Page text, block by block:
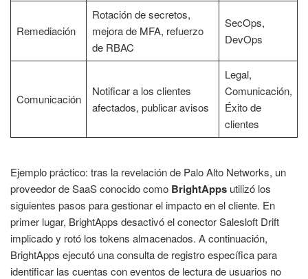
Remediación
Rotación de secretos,
mejora de MFA, refuerzo
de RBAC
SecOps,
DevOps
Comunicación
Notificar a los clientes
afectados, publicar avisos
Legal,
Comunicación,
Éxito de
clientes
Ejemplo práctico: tras la revelación de Palo Alto Networks, un
proveedor de SaaS conocido como BrightApps utilizó los
siguientes pasos para gestionar el impacto en el cliente. En
primer lugar, BrightApps desactivó el conector Salesloft Drift
implicado y rotó los tokens almacenados. A continuación,
BrightApps ejecutó una consulta de registro específica para
identificar las cuentas con eventos de lectura de usuarios no